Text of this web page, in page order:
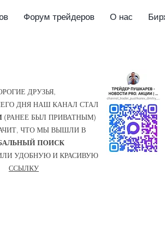
Форум трейдеров О нас
ДРУЗЬЯ,
ДНЯ НАШ КАНАЛ СТАЛ
(РАНЕЕ БЫЛ ПРИВАТНЫМ)
ЧТО МЫ ВЫШЛИ В
ПОИСК
УДОБНУЮ И КРАСИВУЮ
ССЫЛКУ